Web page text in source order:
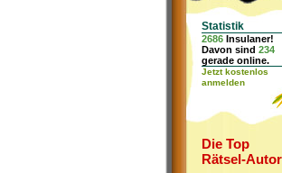
Statistik
2686Insulaner!
Davon sind 234
gerade online.
Jetzt kostenlos
anmelden
Die Top
Rätsel-